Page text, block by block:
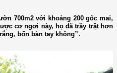
700m2 với khoảng 200 gốc mai,
cơ ngơi này, họ đã trầy trật hơn
bốn bàn tay không”.